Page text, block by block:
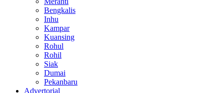
Bengkalis
Inhu
Kampar
Kuansing
Rohul
Rohil
Siak
Dumai
Pekanbaru
Advertorial